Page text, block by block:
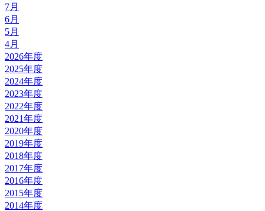
7月
6月
5月
4月
2026年度
2025年度
2024年度
2023年度
2022年度
2021年度
2020年度
2019年度
2018年度
2017年度
2016年度
2015年度
2014年度